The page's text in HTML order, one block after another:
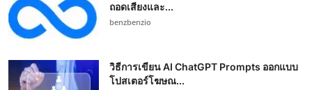
ถอดเสียงและ...
benzbenzio
วิธีการเขียน AI ChatGPT Prompts ออกแบบ
โปสเตอร์โฆษณ...